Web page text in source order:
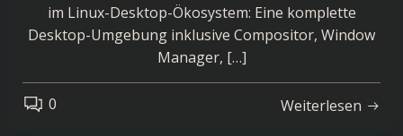
im Linux-Desktop-Ökosystem: Eine komplette
Desktop-Umgebung inklusive Compositor, Window
Manager, […]
0 Weiterlesen